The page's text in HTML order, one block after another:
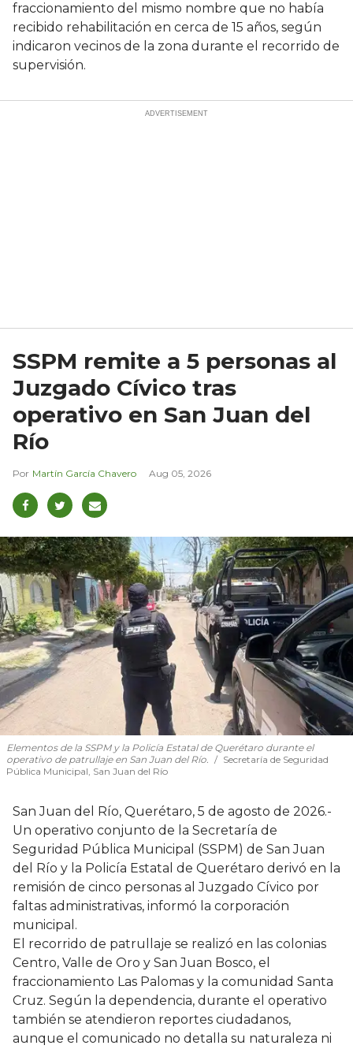
fraccionamiento del mismo nombre que no había
recibido rehabilitación en cerca de 15 años, según
indicaron vecinos de la zona durante el recorrido de
supervisión.
SSPM remite a 5 personas al
Juzgado Cívico tras
operativo en San Juan del
Río
Martín García Chavero Aug 05, 2026
Elementos de la SSPM y la Policía Estatal de Querétaro durante el
operativo de patrullaje en San Juan del Río.
Secretaría de Seguridad
Pública Municipal, San Juan del Río
San Juan del Río, Querétaro, 5 de agosto de 2026.-
Un operativo conjunto de la Secretaría de
Seguridad Pública Municipal (SSPM) de San Juan
del Río y la Policía Estatal de Querétaro derivó en la
remisión de cinco personas al Juzgado Cívico por
faltas administrativas, informó la corporación
municipal.
El recorrido de patrullaje se realizó en las colonias
Centro, Valle de Oro y San Juan Bosco, el
fraccionamiento Las Palomas y la comunidad Santa
Cruz. Según la dependencia, durante el operativo
también se atendieron reportes ciudadanos,
aunque el comunicado no detalla su naturaleza ni